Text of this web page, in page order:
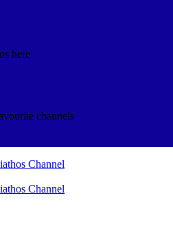
here
channels